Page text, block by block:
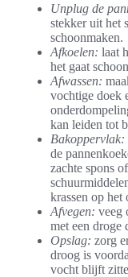
Unplug de
stekker uit het
schoonmaken.
Afkoelen: laat
het gaat
Afwassen:
vochtige doek
kan leiden tot
Bakoppervlak:
de
zachte spons
krassen op het
Afvegen: veeg
met een droge
Opslag: zorg
droog is
vocht blijft